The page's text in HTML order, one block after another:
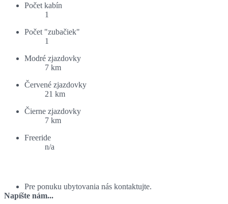
Počet kabín
1
Počet "zubačiek"
1
Modré zjazdovky
7 km
Červené zjazdovky
21 km
Čierne zjazdovky
7 km
Freeride
n/a
Pre ponuku ubytovania nás kontaktujte.
Napíšte nám...